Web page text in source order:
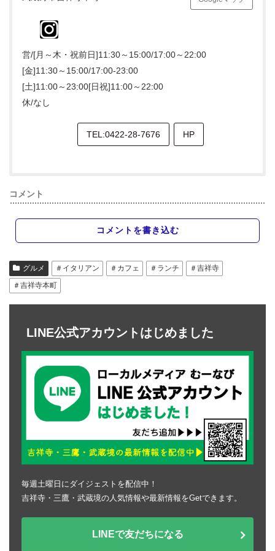
営/[月～木・祝前日]11:30～15:00/17:00～22:00
[金]11:30～15:00/17:00-23:00
[土]11:00～23:00[日祝]11:00～22:00
休/なし
TEL:0422-28-7676 HP
コメント
コメントを書き込む
グルメ ＃イタリアン ＃カフェ ＃ランチ
＃吉祥寺
＃吉祥寺本町
LINE公式アカウントはじめました
毎週土曜日にダイジェストを配信中！
吉祥寺・三鷹・武蔵境の人気情報や最新情報をGetできます。
LINEで友だちになる